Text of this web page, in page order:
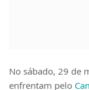
No sábado, 29 de
enfrentam pelo